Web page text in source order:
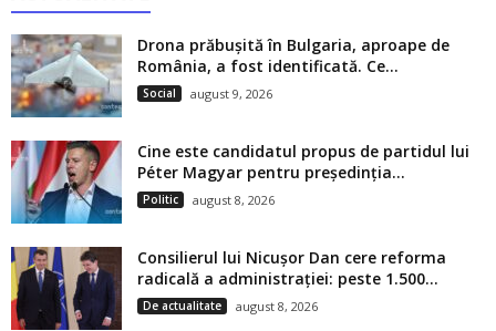
Drona prăbușită în Bulgaria, aproape de
România, a fost identificată. Ce...
Social august 9, 2026
Cine este candidatul propus de partidul lui
Péter Magyar pentru președinția...
Politic august 8, 2026
Consilierul lui Nicușor Dan cere reforma
radicală a administrației: peste 1.500...
De actualitate august 8, 2026